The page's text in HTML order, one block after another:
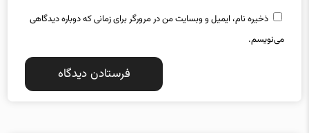
ذخیره نام، ایمیل و وبسایت من در مرورگر برای زمانی که دوباره دیدگاهی
می‌نویسم.